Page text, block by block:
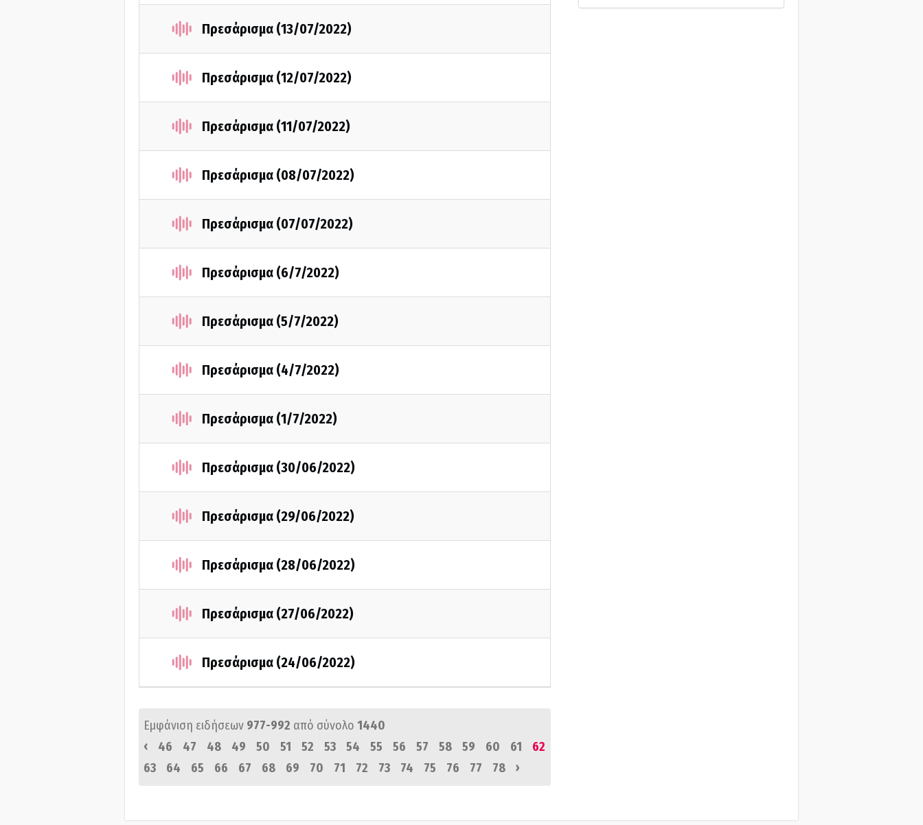
Πρεσάρισμα (13/07/2022)
Πρεσάρισμα (12/07/2022)
Πρεσάρισμα (11/07/2022)
Πρεσάρισμα (08/07/2022)
Πρεσάρισμα (07/07/2022)
Πρεσάρισμα (6/7/2022)
Πρεσάρισμα (5/7/2022)
Πρεσάρισμα (4/7/2022)
Πρεσάρισμα (1/7/2022)
Πρεσάρισμα (30/06/2022)
Πρεσάρισμα (29/06/2022)
Πρεσάρισμα (28/06/2022)
Πρεσάρισμα (27/06/2022)
Πρεσάρισμα (24/06/2022)
Εμφάνιση ειδήσεων 977-992 από σύνολο 1440
‹
46 47 48 49 50 51 52 53 54 55 56 57 58 59 60 61
62
63
64 65 66 67 68 69 70 71 72 73 74 75 76 77 78 ›